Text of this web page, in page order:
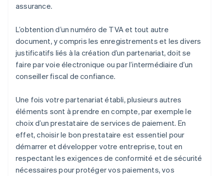
assurance.
L’obtention d’un numéro de TVA et tout autre
document, y compris les enregistrements et les divers
justificatifs liés à la création d’un partenariat, doit se
faire par voie électronique ou par l’intermédiaire d’un
conseiller fiscal de confiance.
Une fois votre partenariat établi, plusieurs autres
éléments sont à prendre en compte, par exemple le
choix d’un prestataire de services de paiement. En
effet, choisir le bon prestataire est essentiel pour
démarrer et développer votre entreprise, tout en
respectant les exigences de conformité et de sécurité
nécessaires pour protéger vos paiements, vos